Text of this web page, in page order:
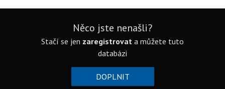
Něco jste nenašli?
Stačí se jen zaregistrovat a můžete tuto
databázi
DOPLNIT